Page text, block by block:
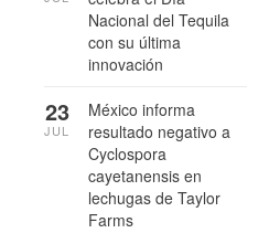
Nacional del Tequila
con su última
innovación
México informa
resultado negativo a
Cyclospora
cayetanensis en
lechugas de Taylor
Farms
23
JUL